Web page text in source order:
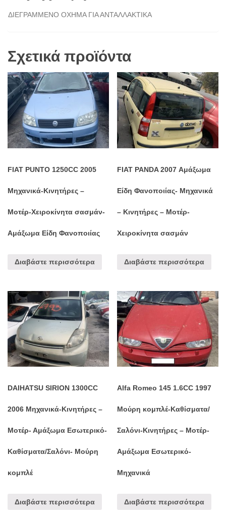
ΔΙΕΓΡΑΜΜΕΝΟ ΟΧΗΜΑ ΓΙΑ ΑΝΤΑΛΛΑΚΤΙΚΑ
Σχετικά προϊόντα
FIAT PUNTO 1250CC 2005
Μηχανικά-Κινητήρες –
Μοτέρ-Χειροκίνητα σασμάν-
Αμάξωμα Είδη Φανοποιίας
Διαβάστε περισσότερα
FIAT PANDA 2007 Αμάξωμα
Είδη Φανοποιίας- Μηχανικά
– Κινητήρες – Μοτέρ-
Χειροκίνητα σασμάν
Διαβάστε περισσότερα
DAIHATSU SIRION 1300CC
2006 Μηχανικά-Κινητήρες –
Μοτέρ- Αμάξωμα Εσωτερικό-
Καθίσματα/Σαλόνι- Μούρη
κομπλέ
Διαβάστε περισσότερα
Alfa Romeo 145 1.6CC 1997
Μούρη κομπλέ-Καθίσματα/
Σαλόνι-Κινητήρες – Μοτέρ-
Αμάξωμα Εσωτερικό-
Μηχανικά
Διαβάστε περισσότερα